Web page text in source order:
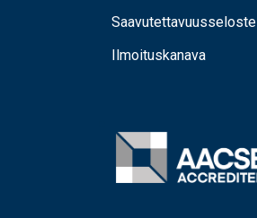
Saavutettavuusseloste
Ilmoituskanava
Image